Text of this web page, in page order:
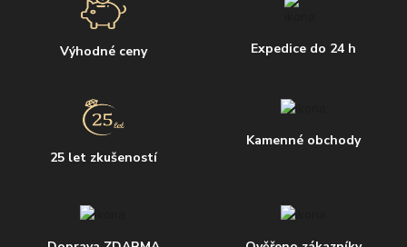
Výhodné ceny Expedice do 24 h
25 let zkušeností
Kamenné obchody